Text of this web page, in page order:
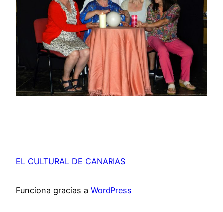
EL CULTURAL DE CANARIAS
Funciona gracias a WordPress